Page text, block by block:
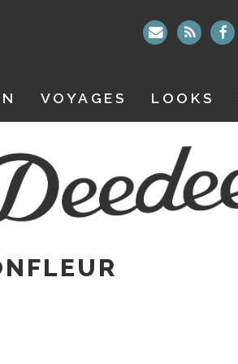
VOYAGES LOOKS